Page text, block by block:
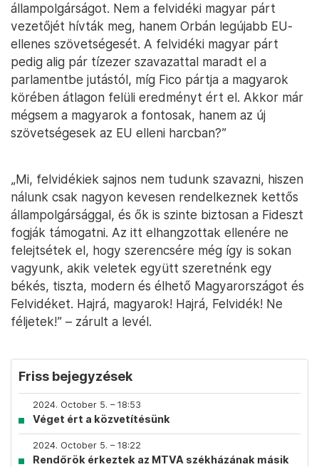
állampolgárságot. Nem a felvidéki magyar párt
vezetőjét hívták meg, hanem Orbán legújabb EU-
ellenes szövetségesét. A felvidéki magyar párt
pedig alig pár tízezer szavazattal maradt el a
parlamentbe jutástól, míg Fico pártja a magyarok
körében átlagon felüli eredményt ért el. Akkor már
mégsem a magyarok a fontosak, hanem az új
szövetségesek az EU elleni harcban?”
„Mi, felvidékiek sajnos nem tudunk szavazni, hiszen
nálunk csak nagyon kevesen rendelkeznek kettős
állampolgársággal, és ők is szinte biztosan a Fideszt
fogják támogatni. Az itt elhangzottak ellenére ne
felejtsétek el, hogy szerencsére még így is sokan
vagyunk, akik veletek együtt szeretnénk egy
békés, tiszta, modern és élhető Magyarországot és
Felvidéket. Hajrá, magyarok! Hajrá, Felvidék! Ne
féljetek!” – zárult a levél.
Friss bejegyzések
2024. October 5. – 18:53
Véget ért a közvetítésünk
2024. October 5. – 18:22
Rendőrök érkeztek az MTVA székházának másik